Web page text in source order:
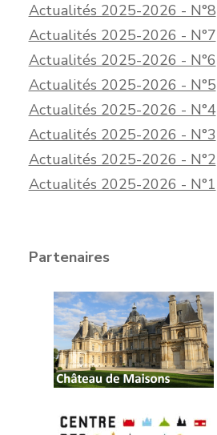
Actualités 2025-2026 - N°8
Actualités 2025-2026 - N°7
Actualités 2025-2026 - N°6
Actualités 2025-2026 - N°5
Actualités 2025-2026 - N°4
Actualités 2025-2026 - N°3
Actualités 2025-2026 - N°2
Actualités 2025-2026 - N°1
Partenaires